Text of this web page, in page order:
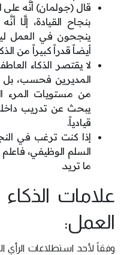
قال (جولمان) أنَّه على
بنجاح القيادة، إلَّا
ينجحون في العمل
أيضاً قدراً كبيراً من
لا يقتصر الذكاء
المديرين فحسب،
من مستويات المرء
يبحث عن تدريب
قيادياً.
إذا كنت ترغب في
السلم الوظيفي،
ما تريد.
علامات
العمل:
وفقاً لأحد استطلاعات الرأي